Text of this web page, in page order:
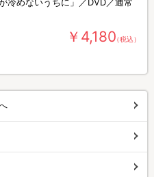
冷めないうちに」／DVD／通常
￥4,180（税込）